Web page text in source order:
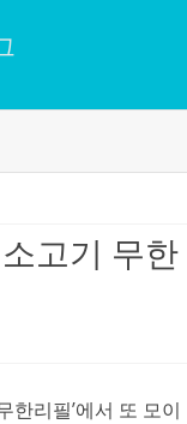
고기 무한
한리필’에서 또 모이